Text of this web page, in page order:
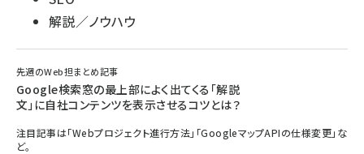
解説／ノウハウ
先週のWeb担まとめ記事
Google検索窓の最上部によく出てくる「解説
文」に自社コンテンツを表示させるコツとは？
注目記事は「Webプロジェクト進行方法」「GoogleマップAPIの仕様変更」な
ど。